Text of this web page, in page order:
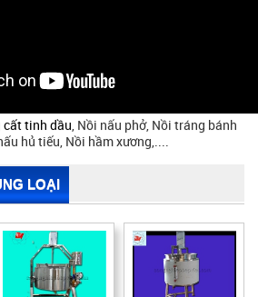
cất tinh dầu, Nồi nấu phở, Nồi tráng bánh
hủ tiếu, Nồi hầm xương,....
LOẠI